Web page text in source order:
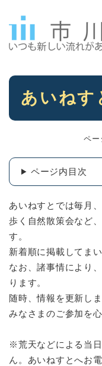
本
あいねす
ペー
ページ内目次
あいねすとでは毎月
歩く自然散策会など
す。
新着順に掲載してま
なお、諸事情により
ります。
随時、情報を更新し
みなさまのご参加を
※荒天などによる当
ん。あいねすとへお